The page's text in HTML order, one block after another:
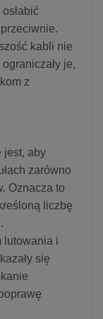
kabli nie
je,
z
jest, aby
zarówno
Oznacza to
liczbę
lutowania i
się